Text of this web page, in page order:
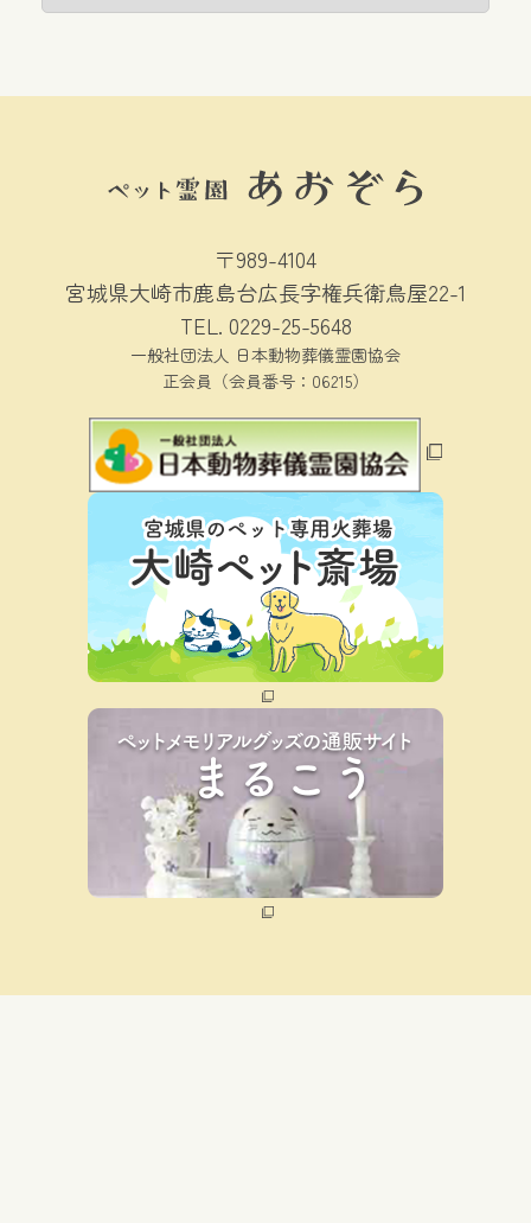
〒989-4104
宮城県大崎市鹿島台広長字権兵衛鳥屋22-1
TEL. 0229-25-5648
一般社団法人 日本動物葬儀霊園協会
正会員（会員番号：06215）